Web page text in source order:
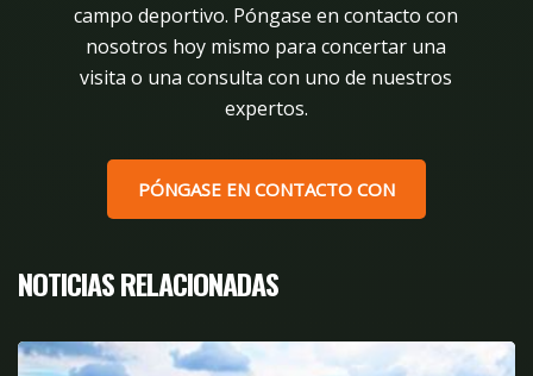
campo deportivo. Póngase en contacto con
nosotros hoy mismo para concertar una
visita o una consulta con uno de nuestros
expertos.
PÓNGASE EN CONTACTO CON
NOTICIAS RELACIONADAS